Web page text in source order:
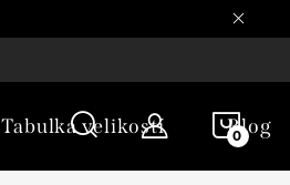
Tabulka velikostí Blog